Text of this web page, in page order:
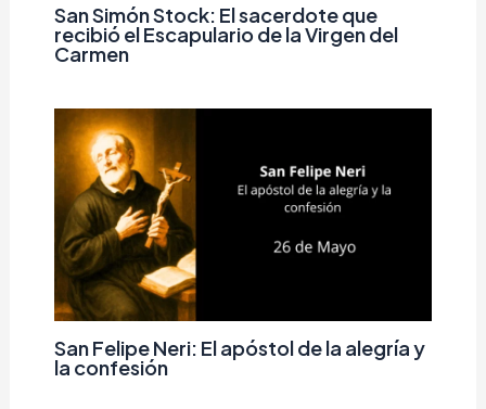
San Simón Stock: El sacerdote que
recibió el Escapulario de la Virgen del
Carmen
San Felipe Neri: El apóstol de la alegría y
la confesión